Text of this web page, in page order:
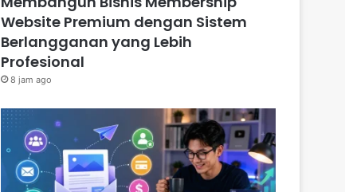
Website Premium dengan Sistem
Berlangganan yang Lebih
Profesional
8 jam ago